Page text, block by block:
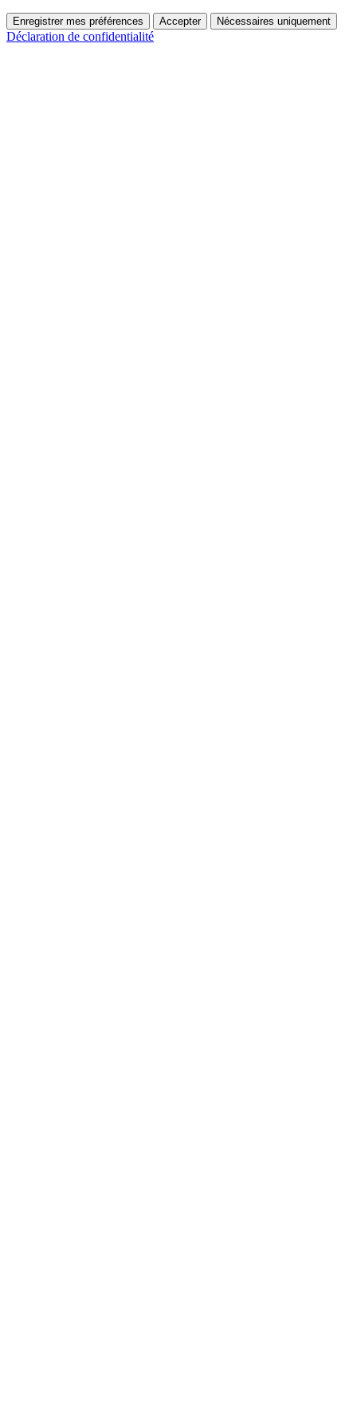
Enregistrer mes préférences Accepter Nécessaires uniquement
Déclaration de confidentialité